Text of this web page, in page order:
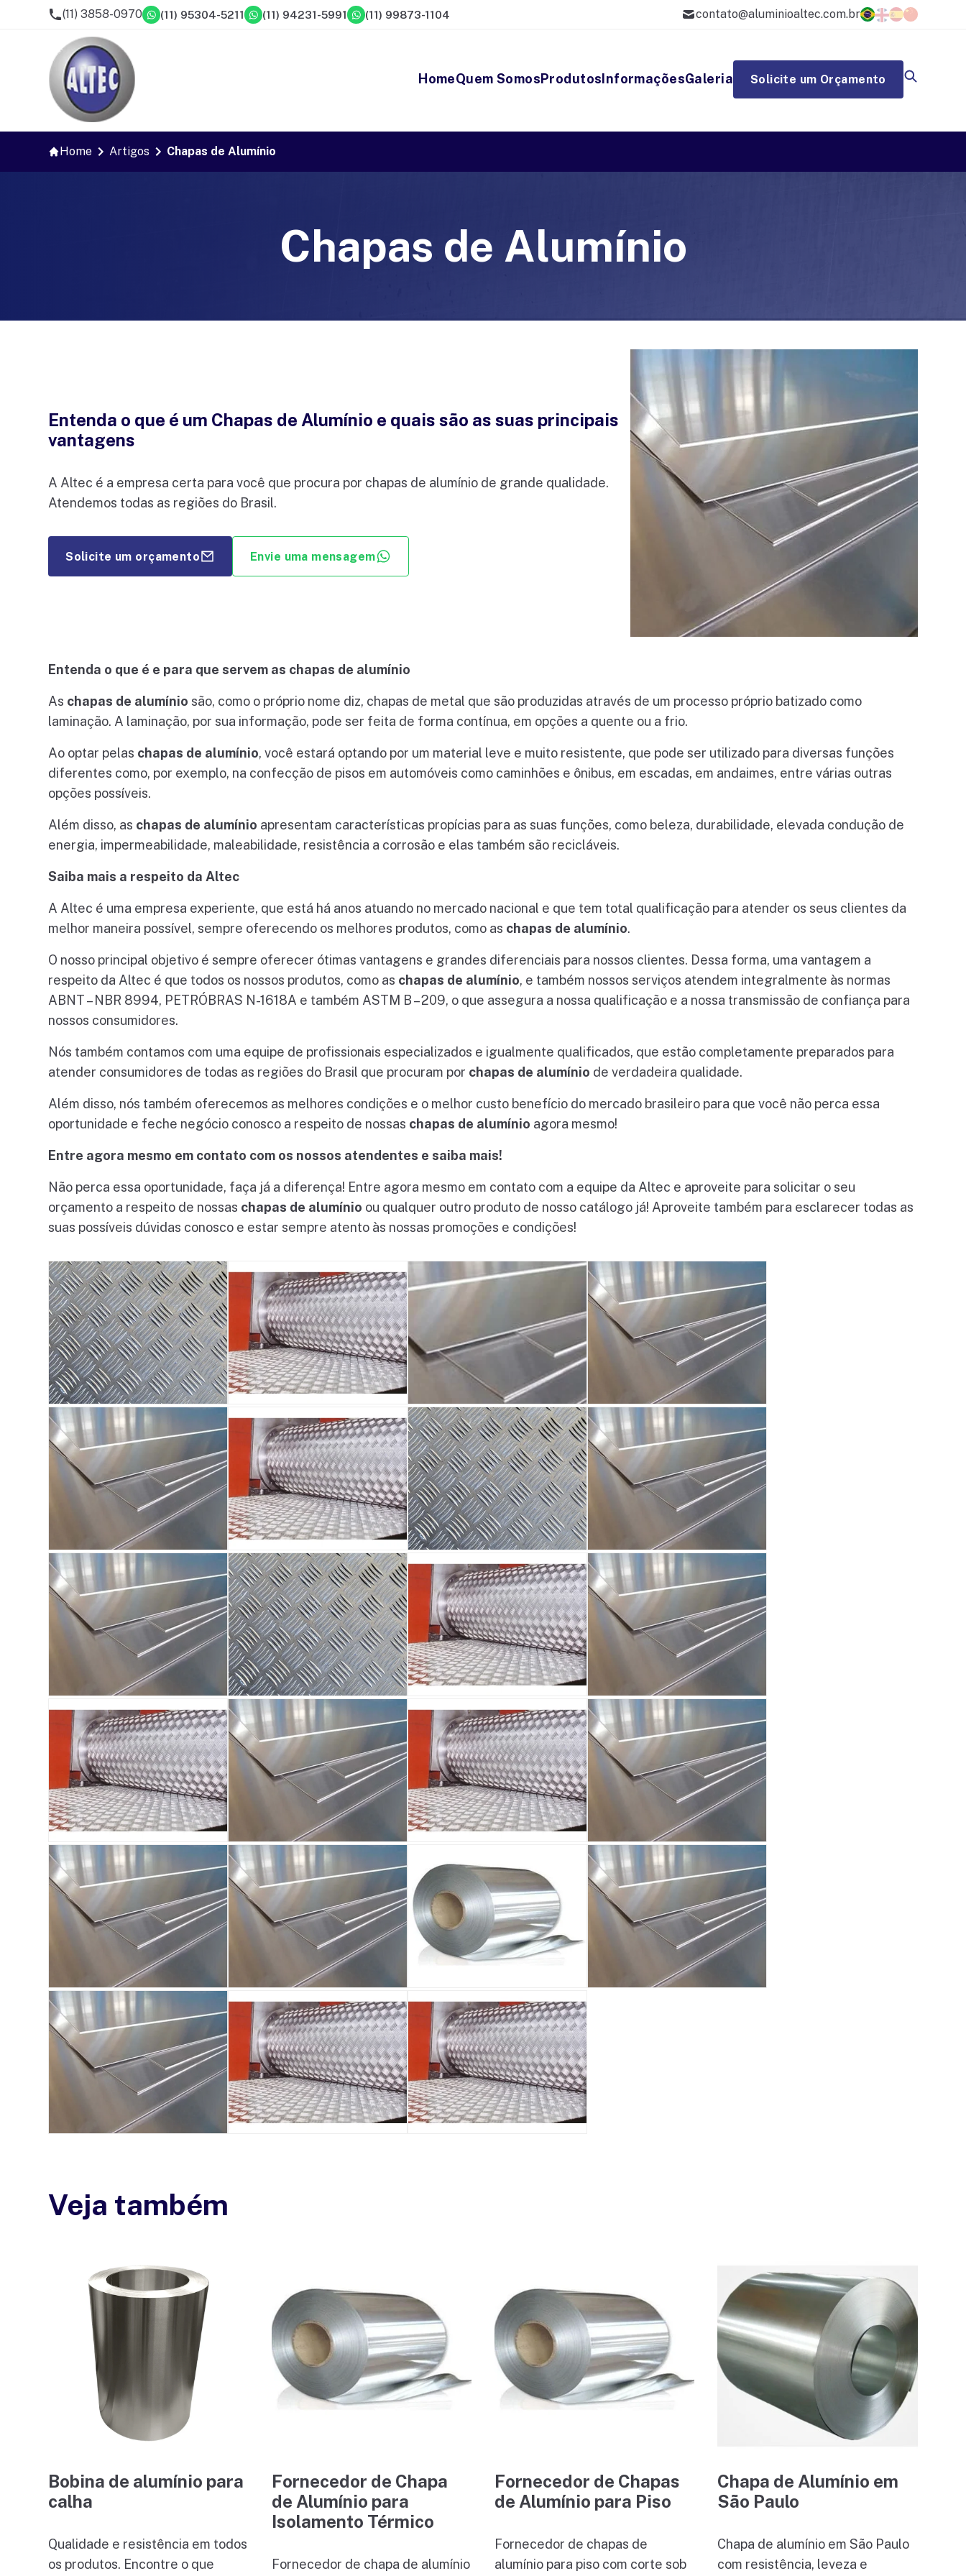
(11) 3858-0970 (11) 95304-5211 (11) 94231-5991 (11) 99873-1104 contato@aluminioaltec.com.br
HomeQuem SomosProdutosInformaçõesGaleria Solicite um Orçamento
Home Artigos Chapas de Alumínio
Chapas de Alumínio
Entenda o que é um Chapas de Alumínio e quais são as suas principais
vantagens
A Altec é a empresa certa para você que procura por chapas de alumínio de grande qualidade.
Atendemos todas as regiões do Brasil.
Solicite um orçamento Envie uma mensagem
Entenda o que é e para que servem as chapas de alumínio
As chapas de alumínio são, como o próprio nome diz, chapas de metal que são produzidas através de um processo próprio batizado como
laminação. A laminação, por sua informação, pode ser feita de forma contínua, em opções a quente ou a frio.
Ao optar pelas chapas de alumínio, você estará optando por um material leve e muito resistente, que pode ser utilizado para diversas funções
diferentes como, por exemplo, na confecção de pisos em automóveis como caminhões e ônibus, em escadas, em andaimes, entre várias outras
opções possíveis.
Além disso, as chapas de alumínio apresentam características propícias para as suas funções, como beleza, durabilidade, elevada condução de
energia, impermeabilidade, maleabilidade, resistência a corrosão e elas também são recicláveis.
Saiba mais a respeito da Altec
A Altec é uma empresa experiente, que está há anos atuando no mercado nacional e que tem total qualificação para atender os seus clientes da
melhor maneira possível, sempre oferecendo os melhores produtos, como as chapas de alumínio.
O nosso principal objetivo é sempre oferecer ótimas vantagens e grandes diferenciais para nossos clientes. Dessa forma, uma vantagem a
respeito da Altec é que todos os nossos produtos, como as chapas de alumínio, e também nossos serviços atendem integralmente às normas
ABNT – NBR 8994, PETRÓBRAS N-1618A e também ASTM B – 209, o que assegura a nossa qualificação e a nossa transmissão de confiança para
nossos consumidores.
Nós também contamos com uma equipe de profissionais especializados e igualmente qualificados, que estão completamente preparados para
atender consumidores de todas as regiões do Brasil que procuram por chapas de alumínio de verdadeira qualidade.
Além disso, nós também oferecemos as melhores condições e o melhor custo benefício do mercado brasileiro para que você não perca essa
oportunidade e feche negócio conosco a respeito de nossas chapas de alumínio agora mesmo!
Entre agora mesmo em contato com os nossos atendentes e saiba mais!
Não perca essa oportunidade, faça já a diferença! Entre agora mesmo em contato com a equipe da Altec e aproveite para solicitar o seu
orçamento a respeito de nossas chapas de alumínio ou qualquer outro produto de nosso catálogo já! Aproveite também para esclarecer todas as
suas possíveis dúvidas conosco e estar sempre atento às nossas promoções e condições!
Veja também
Bobina de alumínio para
calha
Qualidade e resistência em todos
os produtos. Encontre o que
Fornecedor de Chapa
de Alumínio para
Isolamento Térmico
Fornecedor de chapa de alumínio
Fornecedor de Chapas
de Alumínio para Piso
Fornecedor de chapas de
alumínio para piso com corte sob
Chapa de Alumínio em
São Paulo
Chapa de alumínio em São Paulo
com resistência, leveza e